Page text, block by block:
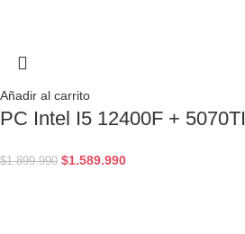
Añadir al carrito
PC Intel I5 12400F + 5070TI
$1.899.990 $1.589.990